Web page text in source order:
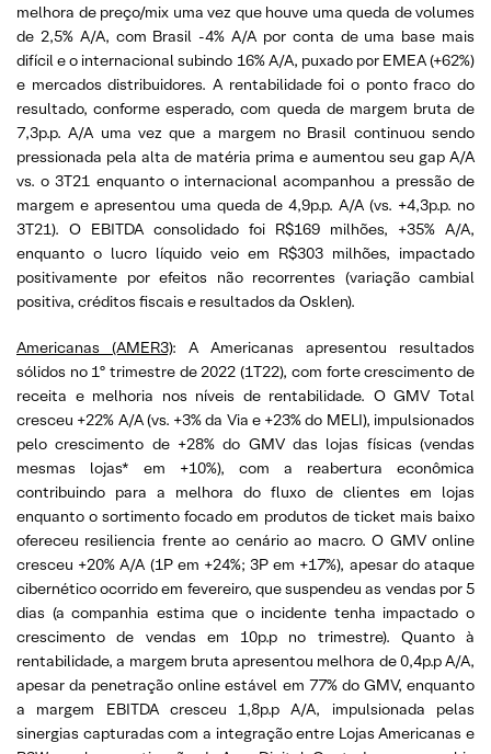
melhora de preço/mix uma vez que houve uma queda de volumes
de 2,5% A/A, com Brasil -4% A/A por conta de uma base mais
difícil e o internacional subindo 16% A/A, puxado por EMEA (+62%)
e mercados distribuidores. A rentabilidade foi o ponto fraco do
resultado, conforme esperado, com queda de margem bruta de
7,3p.p. A/A uma vez que a margem no Brasil continuou sendo
pressionada pela alta de matéria prima e aumentou seu gap A/A
vs. o 3T21 enquanto o internacional acompanhou a pressão de
margem e apresentou uma queda de 4,9p.p. A/A (vs. +4,3p.p. no
3T21). O EBITDA consolidado foi R$169 milhões, +35% A/A,
enquanto o lucro líquido veio em R$303 milhões, impactado
positivamente por efeitos não recorrentes (variação cambial
positiva, créditos fiscais e resultados da Osklen).
Americanas (AMER3): A Americanas apresentou resultados
sólidos no 1º trimestre de 2022 (1T22), com forte crescimento de
receita e melhoria nos níveis de rentabilidade. O GMV Total
cresceu +22% A/A (vs. +3% da Via e +23% do MELI), impulsionados
pelo crescimento de +28% do GMV das lojas físicas (vendas
mesmas lojas* em +10%), com a reabertura econômica
contribuindo para a melhora do fluxo de clientes em lojas
enquanto o sortimento focado em produtos de ticket mais baixo
ofereceu resiliencia frente ao cenário ao macro. O GMV online
cresceu +20% A/A (1P em +24%; 3P em +17%), apesar do ataque
cibernético ocorrido em fevereiro, que suspendeu as vendas por 5
dias (a companhia estima que o incidente tenha impactado o
crescimento de vendas em 10p.p no trimestre). Quanto à
rentabilidade, a margem bruta apresentou melhora de 0,4p.p A/A,
apesar da penetração online estável em 77% do GMV, enquanto
a margem EBITDA cresceu 1,8p.p A/A, impulsionada pelas
sinergias capturadas com a integração entre Lojas Americanas e